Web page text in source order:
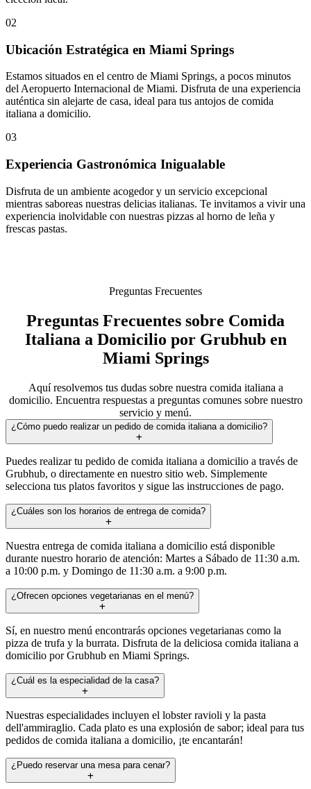
02
Ubicación Estratégica en Miami Springs
Estamos situados en el centro de Miami Springs, a pocos minutos
del Aeropuerto Internacional de Miami. Disfruta de una experiencia
auténtica sin alejarte de casa, ideal para tus antojos de comida
italiana a domicilio.
03
Experiencia Gastronómica Inigualable
Disfruta de un ambiente acogedor y un servicio excepcional
mientras saboreas nuestras delicias italianas. Te invitamos a vivir una
experiencia inolvidable con nuestras pizzas al horno de leña y
frescas pastas.
Preguntas Frecuentes
Preguntas Frecuentes sobre Comida
Italiana a Domicilio por Grubhub en
Miami Springs
Aquí resolvemos tus dudas sobre nuestra comida italiana a
domicilio. Encuentra respuestas a preguntas comunes sobre nuestro
servicio y menú.
¿Cómo puedo realizar un pedido de comida italiana a domicilio?
Puedes realizar tu pedido de comida italiana a domicilio a través de
Grubhub, o directamente en nuestro sitio web. Simplemente
selecciona tus platos favoritos y sigue las instrucciones de pago.
¿Cuáles son los horarios de entrega de comida?
Nuestra entrega de comida italiana a domicilio está disponible
durante nuestro horario de atención: Martes a Sábado de 11:30 a.m.
a 10:00 p.m. y Domingo de 11:30 a.m. a 9:00 p.m.
¿Ofrecen opciones vegetarianas en el menú?
Sí, en nuestro menú encontrarás opciones vegetarianas como la
pizza de trufa y la burrata. Disfruta de la deliciosa comida italiana a
domicilio por Grubhub en Miami Springs.
¿Cuál es la especialidad de la casa?
Nuestras especialidades incluyen el lobster ravioli y la pasta
dell'ammiraglio. Cada plato es una explosión de sabor; ideal para tus
pedidos de comida italiana a domicilio, ¡te encantarán!
¿Puedo reservar una mesa para cenar?